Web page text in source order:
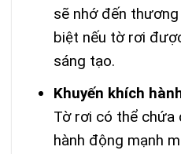
sẽ nhớ đến
biệt nếu tờ rơi
sáng tạo.
Khuyến khích
Tờ rơi có thể chứa
hành động mạnh